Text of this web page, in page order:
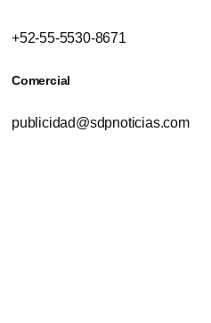
+52-55-5530-8671
Comercial
publicidad@sdpnoticias.com